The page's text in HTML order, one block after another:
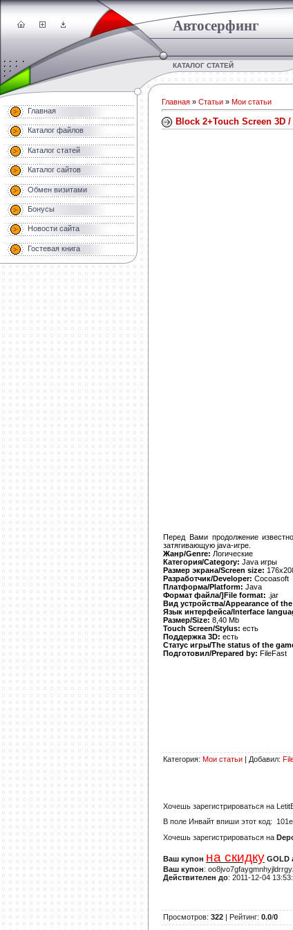
Автосерфинг
КАТАЛОГ СТАТЕЙ
Главная
Каталог файлов
Каталог статей
Каталог сайтов
Обмен визитами
Бонусы
Новости сайта
Гостевая книга
Главная » Статьи » Мои статьи
Block 2+Touch Screen 3D
Перед Вами продолжение
затягивающую java-игрe.
Жанр/Genre: Логические
Категория/Category: Java игры
Размер экрана/Screen size:
Разработчик/Developer: Cocoasoft
Платформа/Platform: Java
Формат файла/]File format: .jar
Вид устройства/Appearance of
Язык интерфейса/Interface
Размер/Size: 8,40 Mb
Touch Screen/Stylus: есть
Поддержка 3D: есть
Статус игры/The status of the
Подготовил/Prepared by: FileFast
Категория: Мои статьи | Добавил:
Хочешь зарегистрироваться на
В поле Инвайт впиши этот код:
Хочешь зарегистрироваться на
Ваш купон на скидку GOLD
Ваш купон:
Действителен до: 2011-12-04
Просмотров: 322 | Рейтинг: 0.0/0